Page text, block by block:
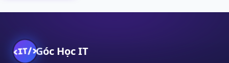
Góc Học IT